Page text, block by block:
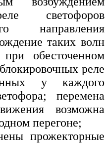
светофоров
направления
таких волн
при обесточенном
реле
у каждого
перемена
возможна
перегоне;
прожекторные